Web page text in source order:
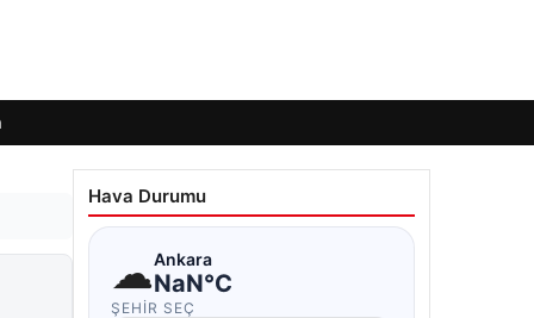
Hava Durumu
☁Ankara
NaN°C
ŞEHIR SEÇ